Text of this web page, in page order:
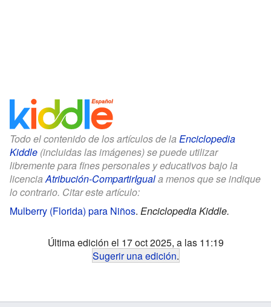
Todo el contenido de los artículos de la Enciclopedia
Kiddle (incluidas las imágenes) se puede utilizar
libremente para fines personales y educativos bajo la
licenciaAtribución-CompartirIguala menos que se indique
lo contrario. Citar este artículo:
Mulberry (Florida) para Niños. Enciclopedia Kiddle.
Última edición el 17 oct 2025, a las 11:19
Sugerir una edición.